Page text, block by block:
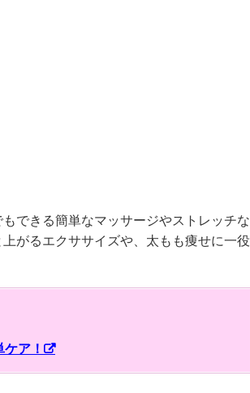
できる簡単なマッサージやストレッチな
がるエクササイズや、太もも痩せに一役
ア！